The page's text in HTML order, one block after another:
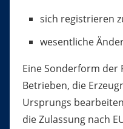
sich registrieren
wesentliche
Eine Sonderform der
Betrieben, die
Ursprungs
die Zulassung nach